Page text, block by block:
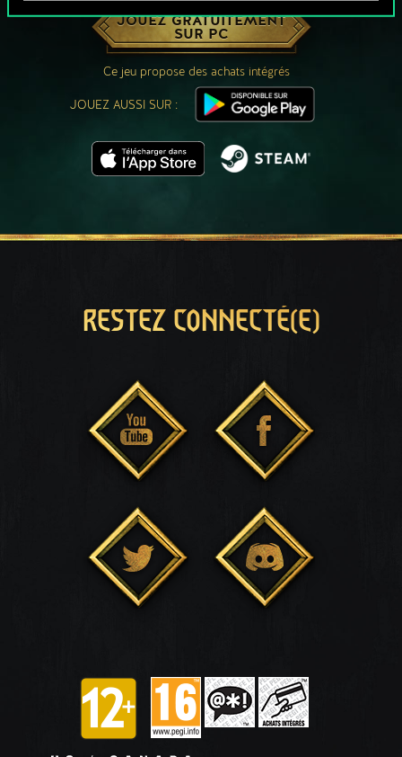
JOUEZ GRATUITEMENT
SUR PC
Ce jeu propose des achats intégrés
JOUEZ AUSSI SUR :
RESTEZ CONNECTÉ(E)